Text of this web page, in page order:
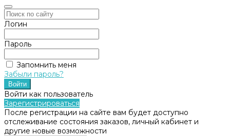
Логин
Пароль
Запомнить меня
Забыли пароль?
Войти как пользователь
Зарегистрироваться
После регистрации на сайте вам будет доступно
отслеживание состояния заказов, личный кабинет и
другие новые возможности